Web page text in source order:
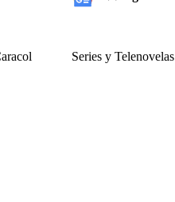
Series y Telenovelas